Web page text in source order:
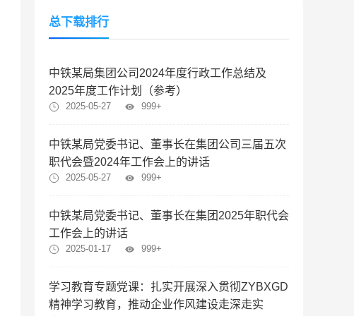
总下载排行
中铁某局集团公司2024年度行政工作总结及
2025年度工作计划（参考）
2025-05-27 999+
中铁某局党委书记、董事长在集团公司三届五次
职代会暨2024年工作会上的讲话
2025-05-27 999+
中铁某局党委书记、董事长在集团2025年职代会
工作会上的讲话
2025-01-17 999+
学习教育专题党课：扎实开展深入贯彻ZYBXGD
精神学习教育，推动企业作风建设走深走实